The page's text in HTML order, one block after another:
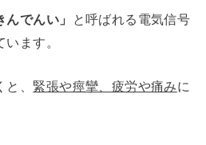
んでんい」
と呼ばれる電気信号
います。
、 緊張や痙攣、疲労や痛みに